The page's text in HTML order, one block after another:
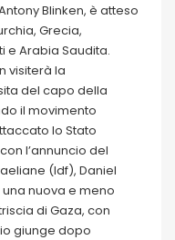
Blinken, è atteso
Grecia,
e Arabia Saudita.
visiterà la
del capo della
il movimento
lo Stato
l’annuncio del
(Idf), Daniel
nuova e meno
di Gaza, con
giunge dopo